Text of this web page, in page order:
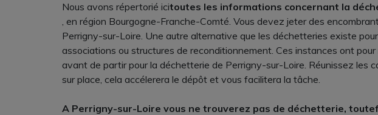
Nous avons répertorié icitoutes les informations concernant la
, en région Bourgogne-Franche-Comté. Vous devez jeter des
Perrigny-sur-Loire. Une autre alternative que les déchetteries existe
associations ou structures de reconditionnement. Ces instances ont
avant de partir pour la déchetterie de Perrigny-sur-Loire. Réunissez les
sur place, cela accélerera le dépôt et vous facilitera la tâche.
A Perrigny-sur-Loire vous ne trouverez pas de déchetterie,